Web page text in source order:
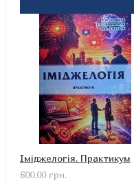
Іміджелогія. Практикум
600.00 грн.